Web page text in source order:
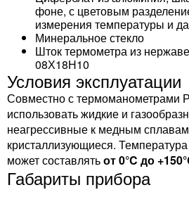
фоне, с цветовым
измерения температуры и
Минеральное стекло
Шток термометра из
08Х18Н10
Условия эксплуатации
Совместно с термоманометрами
использовать жидкие и
неагрессивные к медным
кристаллизующиеся.
может составлятьот 0°C до
Габариты прибора